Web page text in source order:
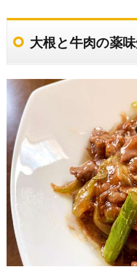
大根と牛肉の薬